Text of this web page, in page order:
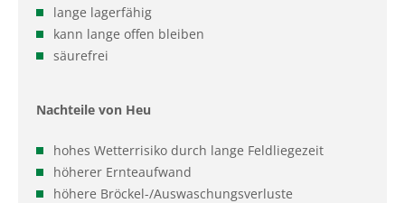
lange lagerfähig
kann lange offen bleiben
säurefrei
Nachteile von Heu
hohes Wetterrisiko durch lange Feldliegezeit
höherer Ernteaufwand
höhere Bröckel-/Auswaschungsverluste